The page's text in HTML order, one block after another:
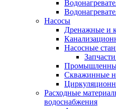
Насосы
Дренажные и
Насосные
Скважинные
Расходные
водоснабжения